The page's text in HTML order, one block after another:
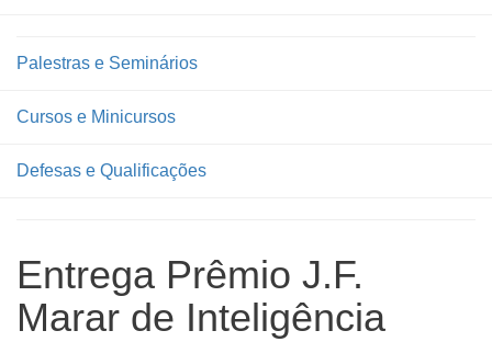
Palestras e Seminários
Cursos e Minicursos
Defesas e Qualificações
Entrega Prêmio J.F.
Marar de Inteligência